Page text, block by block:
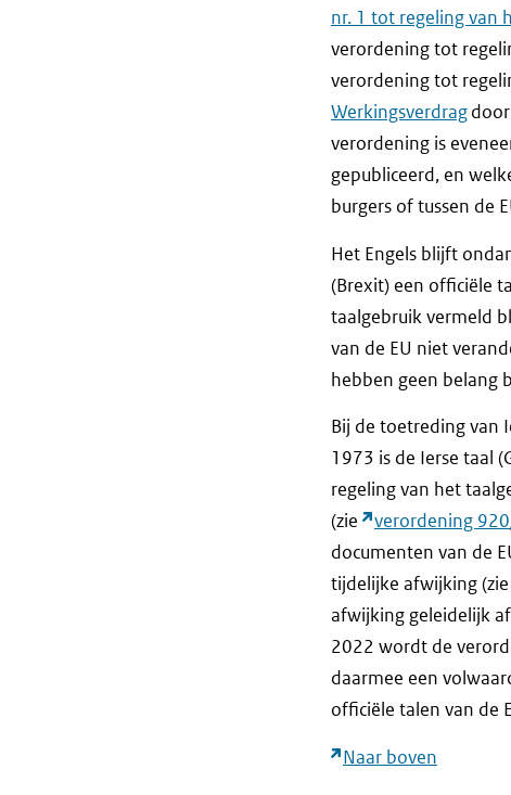
nr. 1 tot regeling van
verordening tot
verordening tot
Werkingsverdrag
verordening is
gepubliceerd, en
burgers of tussen de
Het Engels blijft
(Brexit) een officiële
taalgebruik vermeld
van de EU niet
hebben geen belang
Bij de toetreding van
1973 is de Ierse taal
regeling van het
(zie
verordening
documenten van de
tijdelijke afwijking
afwijking geleidelijk
2022 wordt de
daarmee een
officiële talen van de
Naar boven